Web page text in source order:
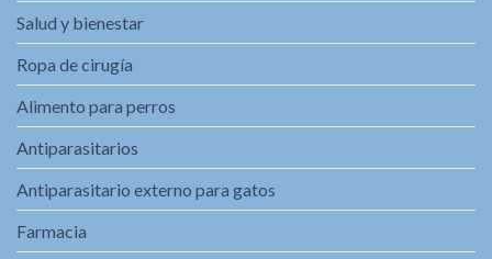
Salud y bienestar
Ropa de cirugía
Alimento para perros
Antiparasitarios
Antiparasitario externo para gatos
Farmacia